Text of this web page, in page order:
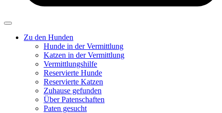
Zu den Hunden
Hunde in der Vermittlung
Katzen in der Vermittlung
Vermittlungshilfe
Reservierte Hunde
Reservierte Katzen
Zuhause gefunden
Über Patenschaften
Paten gesucht